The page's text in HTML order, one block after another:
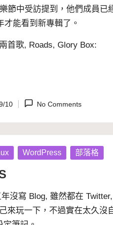
節中受訪提到，他們成員
能看到新專輯了。
首歌, Roads, Glory Box:
10 No Comments
WordPress 部落格
沒寫 Blog, 雖然都在 Twitter,
來玩一下，不過實在太久沒